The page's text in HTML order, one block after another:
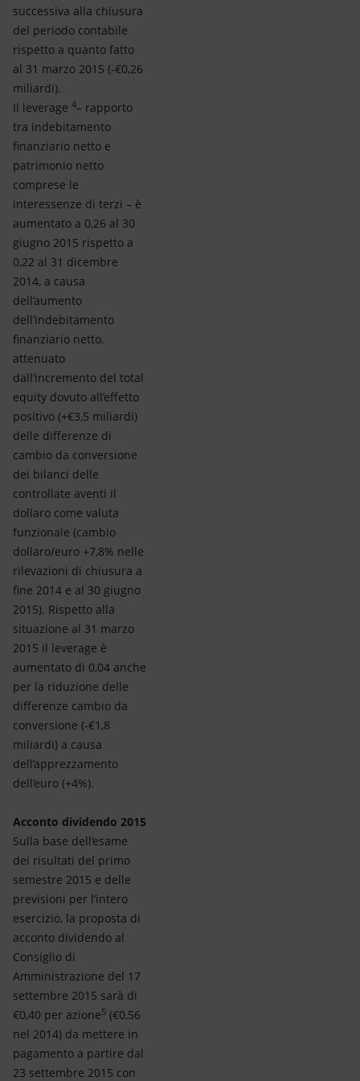
successiva alla chiusura
del periodo contabile
rispetto a quanto fatto
al 31 marzo 2015 (-€0,26
miliardi).
Il leverage 4– rapporto
tra indebitamento
finanziario netto e
patrimonio netto
comprese le
interessenze di terzi – è
aumentato a 0,26 al 30
giugno 2015 rispetto a
0,22 al 31 dicembre
2014, a causa
dell’aumento
dell’indebitamento
finanziario netto,
attenuato
dall’incremento del total
equity dovuto all’effetto
positivo (+€3,5 miliardi)
delle differenze di
cambio da conversione
dei bilanci delle
controllate aventi il
dollaro come valuta
funzionale (cambio
dollaro/euro +7,8% nelle
rilevazioni di chiusura a
fine 2014 e al 30 giugno
2015). Rispetto alla
situazione al 31 marzo
2015 il leverage è
aumentato di 0,04 anche
per la riduzione delle
differenze cambio da
conversione (-€1,8
miliardi) a causa
dell’apprezzamento
dell’euro (+4%).
Acconto dividendo 2015
Sulla base dell’esame
dei risultati del primo
semestre 2015 e delle
previsioni per l’intero
esercizio, la proposta di
acconto dividendo al
Consiglio di
Amministrazione del 17
settembre 2015 sarà di
€0,40 per azione5 (€0,56
nel 2014) da mettere in
pagamento a partire dal
23 settembre 2015 con